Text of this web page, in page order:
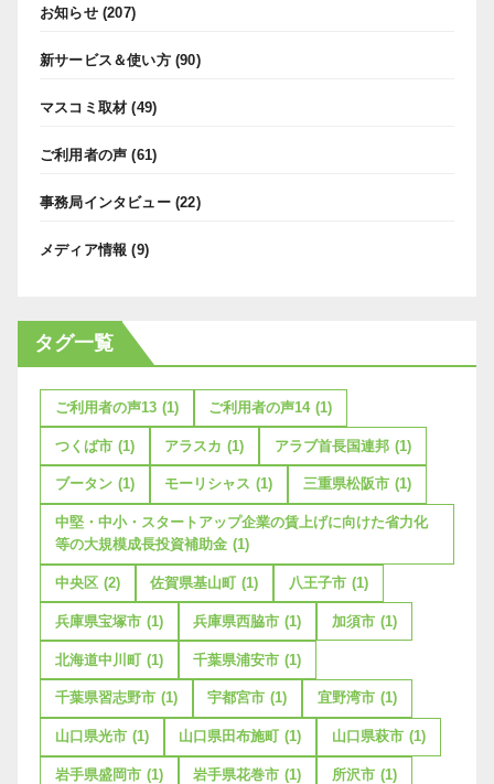
お知らせ(207)
新サービス＆使い方(90)
マスコミ取材 (49)
ご利用者の声 (61)
事務局インタビュー(22)
メディア情報 (9)
タグ一覧
ご利用者の声13 (1) ご利用者の声14 (1)
つくば市 (1) アラスカ (1) アラブ首長国連邦 (1)
ブータン (1) モーリシャス (1) 三重県松阪市 (1)
中堅・中小・スタートアップ企業の賃上げに向けた省力化
等の大規模成長投資補助金 (1)
中央区 (2) 佐賀県基山町 (1) 八王子市 (1)
兵庫県宝塚市 (1) 兵庫県西脇市 (1) 加須市 (1)
北海道中川町 (1) 千葉県浦安市 (1)
千葉県習志野市 (1) 宇都宮市 (1) 宜野湾市 (1)
山口県光市 (1) 山口県田布施町 (1) 山口県萩市 (1)
岩手県盛岡市 (1) 岩手県花巻市 (1) 所沢市 (1)